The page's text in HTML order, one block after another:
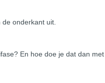
onderkant uit.
En hoe doe je dat dan